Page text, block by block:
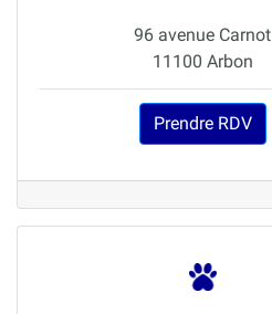
96 avenue Carnot
11100 Arbon
Prendre RDV